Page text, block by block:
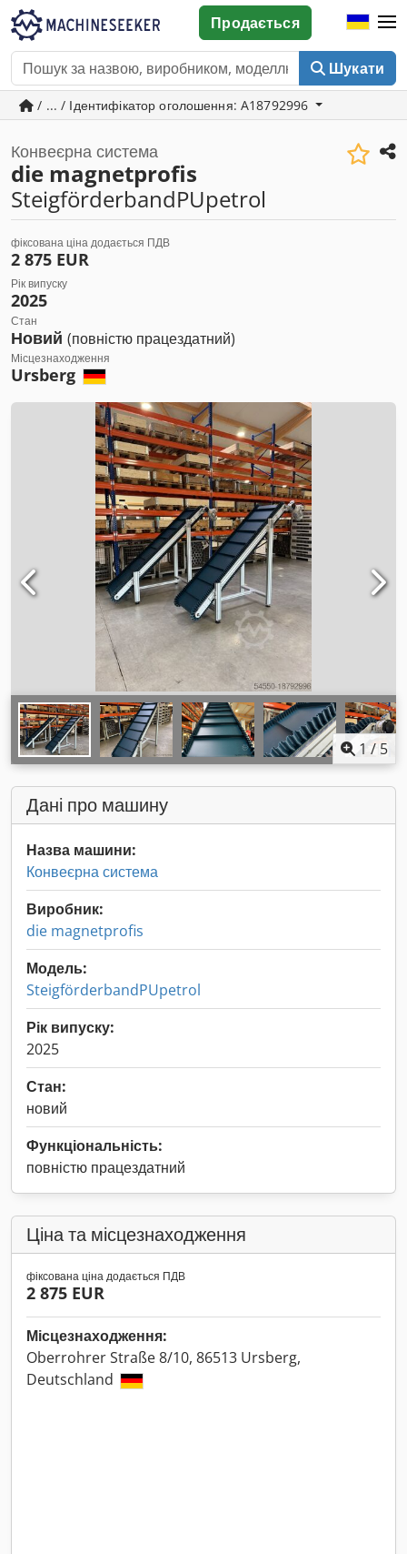
Шукати
Продається
/ ... / Ідентифікатор оголошення: A18792996
Конвеєрна система
die magnetprofis
SteigförderbandPUpetrol
фіксована ціна додається ПДВ
2 875 EUR
Рік випуску
2025
Стан
Новий (повністю працездатний)
Місцезнаходження
Ursberg
1 / 5
Дані про машину
Назва машини:
Конвеєрна система
Виробник:
die magnetprofis
Модель:
SteigförderbandPUpetrol
Рік випуску:
2025
Стан:
новий
Функціональність:
повністю працездатний
Ціна та місцезнаходження
фіксована ціна додається ПДВ
2 875 EUR
Місцезнаходження:
Oberrohrer Straße 8/10, 86513 Ursberg,
Deutschland